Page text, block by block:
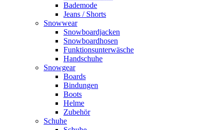
Bademode
Jeans / Shorts
Snowwear
Snowboardjacken
Snowboardhosen
Funktionsunterwäsche
Handschuhe
Snowgear
Boards
Bindungen
Boots
Helme
Zubehör
Schuhe